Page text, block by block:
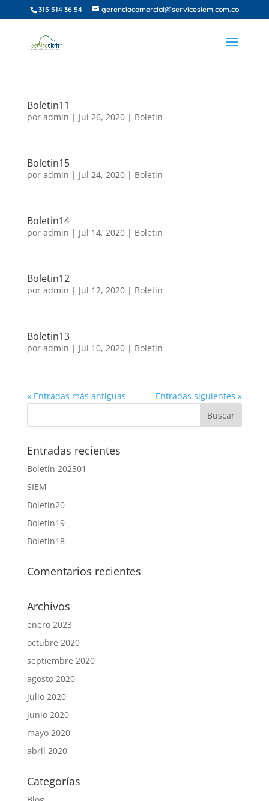
315 514 36 54 gerenciacomercial@servicesiem.com.co
Boletin11
por admin | Jul 26, 2020| Boletin
Boletin15
por admin | Jul 24, 2020| Boletin
Boletin14
por admin | Jul 14, 2020| Boletin
Boletin12
por admin | Jul 12, 2020| Boletin
Boletin13
por admin | Jul 10, 2020| Boletin
« Entradas más antiguas Entradas siguientes »
Entradas recientes
Boletín 202301
SIEM
Boletin20
Boletin19
Boletin18
Comentarios recientes
Archivos
enero 2023
octubre 2020
septiembre 2020
agosto 2020
julio 2020
junio 2020
mayo 2020
abril 2020
Categorías